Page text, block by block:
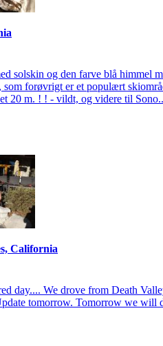
solskin og den farve blå himmel
forøvrigt er et populært
20 m. ! ! - vildt, og videre til
California
day.... We drove from Death
tomorrow. Tomorrow we will